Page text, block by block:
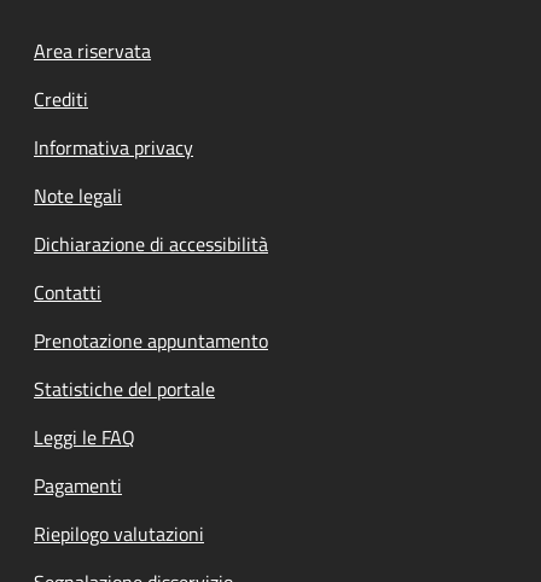
Footer menu
Area riservata
Crediti
Informativa privacy
Note legali
Dichiarazione di accessibilità
Contatti
Prenotazione appuntamento
Statistiche del portale
Leggi le FAQ
Pagamenti
Riepilogo valutazioni